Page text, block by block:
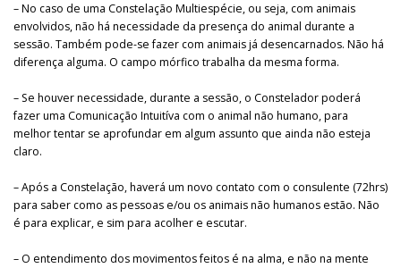
– No caso de uma Constelação Multiespécie, ou seja, com animais
envolvidos, não há necessidade da presença do animal durante a
sessão. Também pode-se fazer com animais já desencarnados. Não há
diferença alguma. O campo mórfico trabalha da mesma forma.
– Se houver necessidade, durante a sessão, o Constelador poderá
fazer uma Comunicação Intuitíva com o animal não humano, para
melhor tentar se aprofundar em algum assunto que ainda não esteja
claro.
– Após a Constelação, haverá um novo contato com o consulente (72hrs)
para saber como as pessoas e/ou os animais não humanos estão. Não
é para explicar, e sim para acolher e escutar.
– O entendimento dos movimentos feitos é na alma, e não na mente